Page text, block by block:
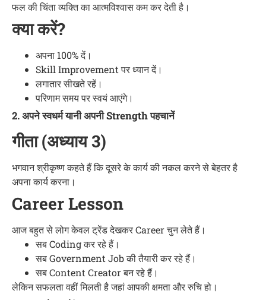
फल की चिंता व्यक्ति का आत्मविश्वास कम कर देती है।
क्या करें?
अपना 100% दें।
Skill Improvement पर ध्यान दें।
लगातार सीखते रहें।
परिणाम समय पर स्वयं आएंगे।
2. अपने स्वधर्म यानी अपनी Strength पहचानें
गीता (अध्याय 3)
भगवान श्रीकृष्ण कहते हैं कि दूसरे के कार्य की नकल करने से बेहतर है
अपना कार्य करना।
Career Lesson
आज बहुत से लोग केवल ट्रेंड देखकर Career चुन लेते हैं।
सब Coding कर रहे हैं।
सब Government Job की तैयारी कर रहे हैं।
सब Content Creator बन रहे हैं।
लेकिन सफलता वहीं मिलती है जहां आपकी क्षमता और रुचि हो।